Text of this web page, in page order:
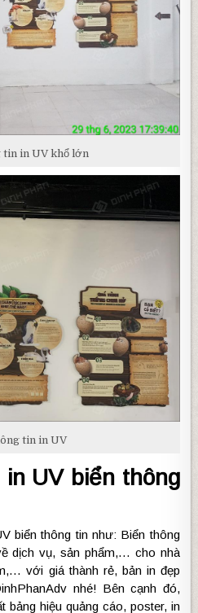
tin in UV khổ lớn
tin in UV
UV biển thông
biển thông tin như: Biển thông
dịch vụ, sản phẩm,… cho nhà
với giá thành rẻ, bản in đẹp
nhé! Bên cạnh đó,
bảng hiệu quảng cáo, poster, in